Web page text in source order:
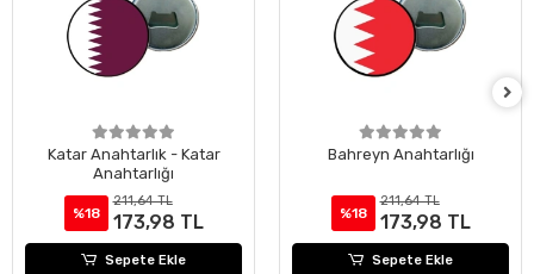
Katar Anahtarlık - Katar
Anahtarlığı
%18
211,64 TL
173,98 TL
Sepete Ekle
Bahreyn Anahtarlığı
%18
211,64 TL
173,98 TL
Sepete Ekle